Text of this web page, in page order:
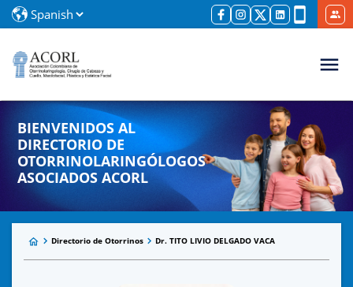
BIENVENIDOS AL
DIRECTORIO DE
OTORRINOLARINGÓLOGOS
ASOCIADOS ACORL
Directorio de Otorrinos Dr. TITO LIVIO DELGADO VACA